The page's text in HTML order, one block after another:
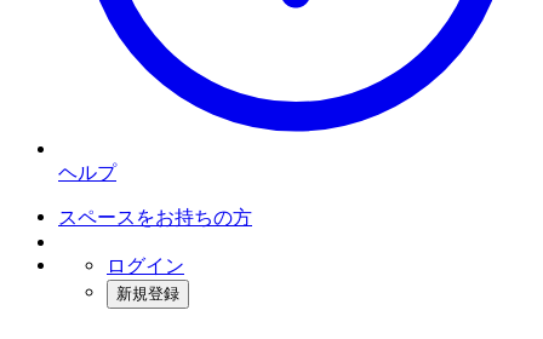
ヘルプ
スペースをお持ちの方
ログイン
新規登録